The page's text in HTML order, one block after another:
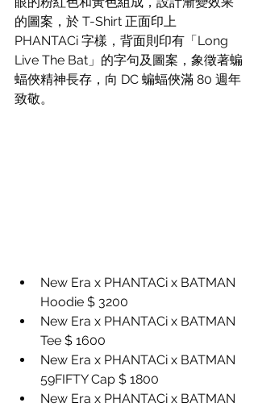
的圖案，於 T-Shirt 正面印上
PHANTACi 字樣，背面則印有「Long
Live The Bat」的字句及圖案，象徵著蝙
蝠俠精神長存，向 DC 蝙蝠俠滿 80 週年
致敬。
New Era x PHANTACi x BATMAN
Hoodie $ 3200
New Era x PHANTACi x BATMAN
Tee $ 1600
New Era x PHANTACi x BATMAN
59FIFTY Cap $ 1800
New Era x PHANTACi x BATMAN